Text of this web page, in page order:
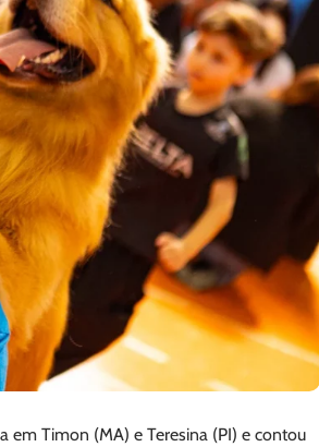
em Timon (MA) e Teresina (PI) e contou